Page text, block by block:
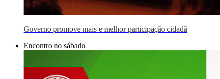
Governo promove mais e melhor participação cidadã
Encontro no sábado